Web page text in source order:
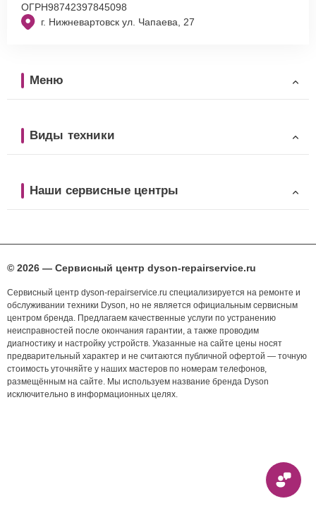
г. Нижневартовск ул. Чапаева, 27
ОГРН98742397845098
Меню
Виды техники
Наши сервисные центры
© 2026 — Сервисный центр dyson-repairservice.ru
Сервисный центр dyson-repairservice.ru специализируется на ремонте и
обслуживании техники Dyson, но не является официальным сервисным
центром бренда. Предлагаем качественные услуги по устранению
неисправностей после окончания гарантии, а также проводим
диагностику и настройку устройств. Указанные на сайте цены носят
предварительный характер и не считаются публичной офертой — точную
стоимость уточняйте у наших мастеров по номерам телефонов,
размещённым на сайте. Мы используем название бренда Dyson
исключительно в информационных целях.